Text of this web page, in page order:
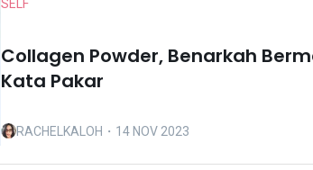
SELF
Collagen Powder, Benarkah
Kata Pakar
RACHELKALOH ・14 NOV 2023